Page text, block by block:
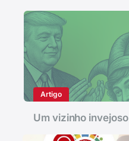
Artigo
Um vizinho invejoso